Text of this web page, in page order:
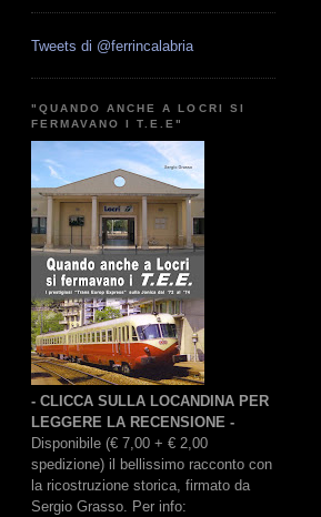
Tweets di @ferrincalabria
"QUANDO ANCHE A LOCRI SI
FERMAVANO I T.E.E"
- CLICCA SULLA LOCANDINA PER
LEGGERE LA RECENSIONE -
Disponibile (€ 7,00 + € 2,00
spedizione) il bellissimo racconto con
la ricostruzione storica, firmato da
Sergio Grasso. Per info: